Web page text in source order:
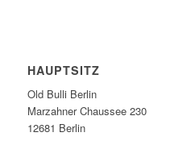
HAUPTSITZ
Old Bulli Berlin
Marzahner Chaussee 230
12681 Berlin